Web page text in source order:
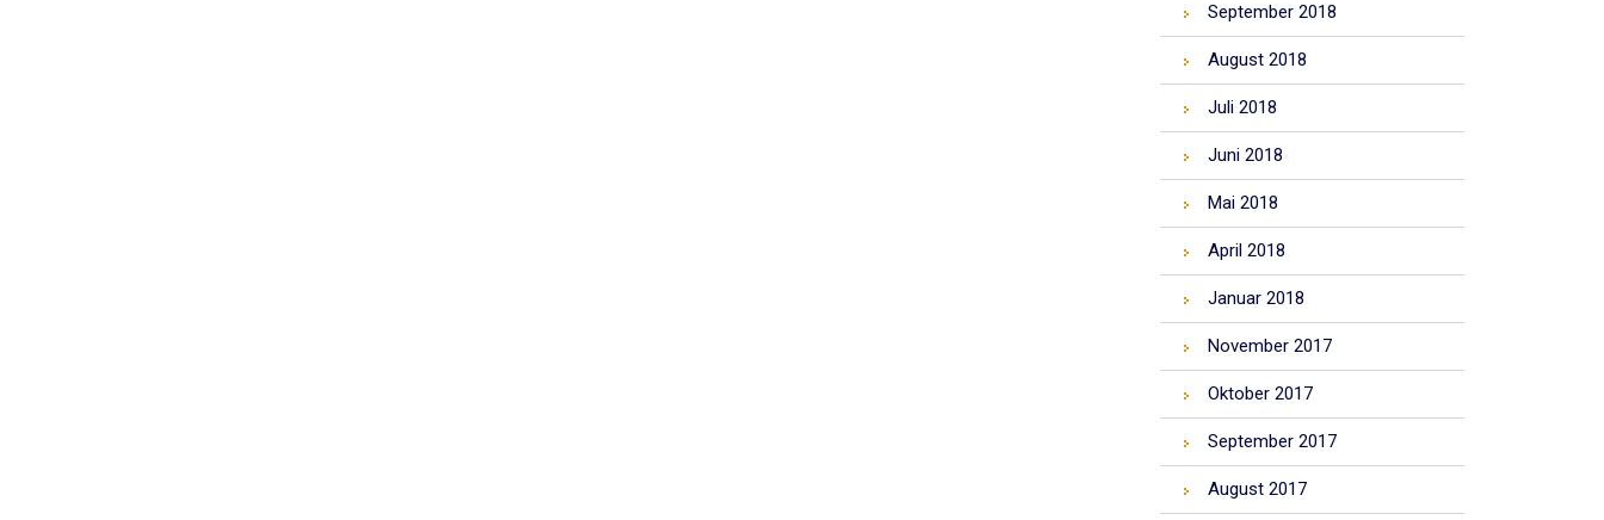
September 2018
August 2018
Juli 2018
Juni 2018
Mai 2018
April 2018
Januar 2018
November 2017
Oktober 2017
September 2017
August 2017